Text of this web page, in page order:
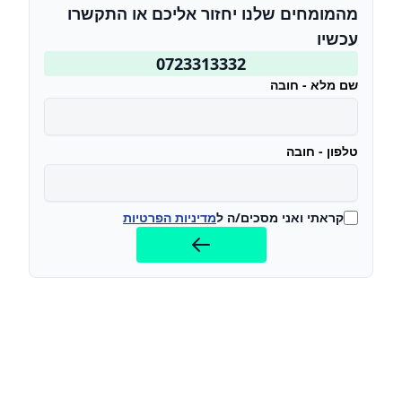
מהמומחים שלנו יחזור אליכם או התקשרו
עכשיו
0723313332
שם מלא - חובה
טלפון - חובה
קראתי ואני מסכים/ה למדיניות הפרטיות